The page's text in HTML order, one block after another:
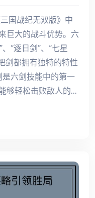
国战纪无双版》中
巨大的战斗优势。六
“逐日剑”、“七星
剑都拥有独特的特性
六剑技能中的第一
够轻松击败敌人的...